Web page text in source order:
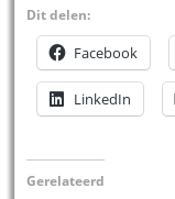
Dit delen:
Facebook
LinkedIn
Gerelateerd